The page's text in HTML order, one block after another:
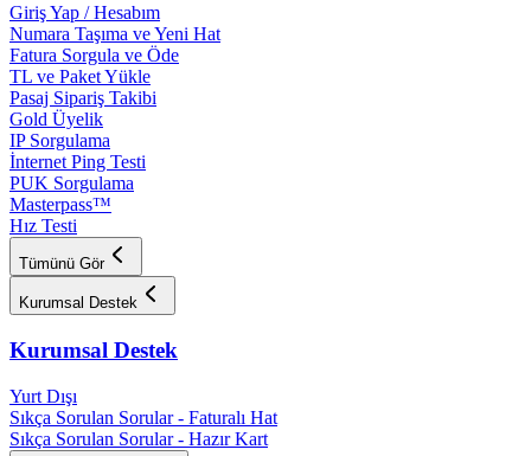
Giriş Yap / Hesabım
Numara Taşıma ve Yeni Hat
Fatura Sorgula ve Öde
TL ve Paket Yükle
Pasaj Sipariş Takibi
Gold Üyelik
IP Sorgulama
İnternet Ping Testi
PUK Sorgulama
Masterpass™
Hız Testi
Tümünü Gör
Kurumsal Destek
Kurumsal Destek
Yurt Dışı
Sıkça Sorulan Sorular - Faturalı Hat
Sıkça Sorulan Sorular - Hazır Kart